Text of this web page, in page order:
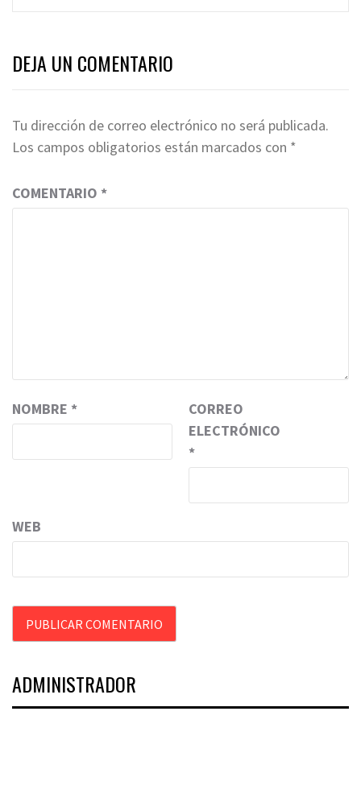
DEJA UN COMENTARIO
Tu dirección de correo electrónico no será publicada.
Los campos obligatorios están marcados con *
COMENTARIO *
NOMBRE *
CORREO
ELECTRÓNICO
*
WEB
ADMINISTRADOR